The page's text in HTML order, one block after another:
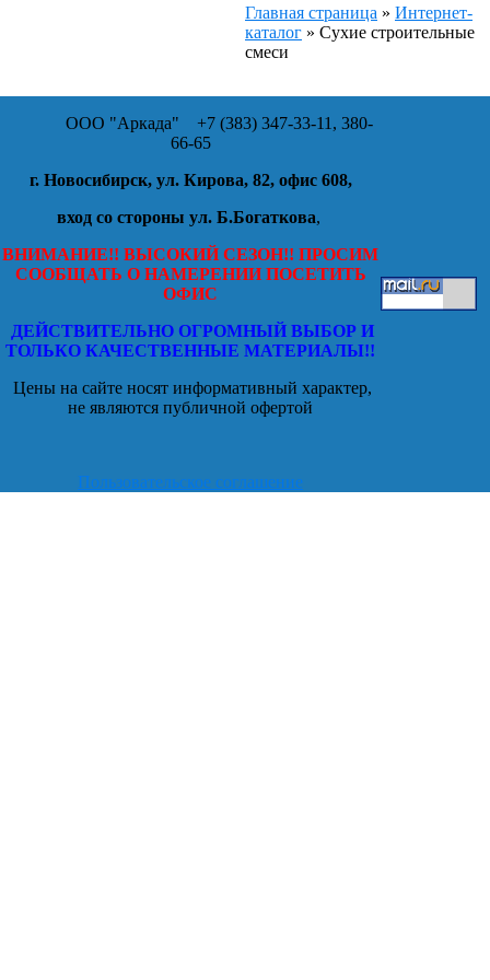
Главная страница » Интернет-
каталог » Сухие строительные
смеси
ООО "Аркада" +7 (383) 347-33-11, 380-
66-65
г. Новосибирск, ул. Кирова, 82, офис 608,
вход со стороны ул. Б.Богаткова,
ВНИМАНИЕ!! ВЫСОКИЙ СЕЗОН!! ПРОСИМ
СООБЩАТЬ О НАМЕРЕНИИ ПОСЕТИТЬ
ОФИС
ДЕЙСТВИТЕЛЬНО ОГРОМНЫЙ ВЫБОР И
ТОЛЬКО КАЧЕСТВЕННЫЕ МАТЕРИАЛЫ!!
Цены на сайте носят информативный характер,
не являются публичной офертой
Пользовательское соглашение